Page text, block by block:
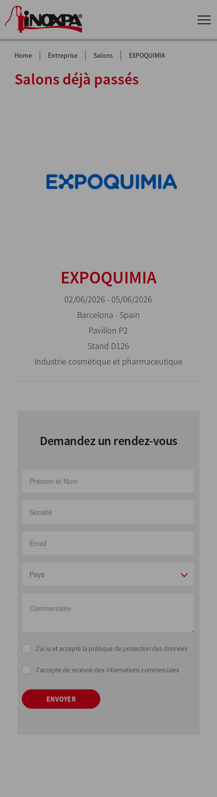
Home | Entreprise | Salons | EXPOQUIMIA
Salons déjà passés
EXPOQUIMIA
02/06/2026 - 05/06/2026
Barcelona - Spain
Pavillon P2
Stand D126
Industrie cosmétique et pharmaceutique
Demandez un rendez-vous
Pays
J'ai lu et accepté la politique de protection des données
J'accepte de recevoir des informations commerciales
ENVOYER